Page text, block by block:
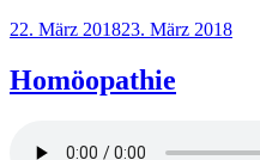
Veröffentlicht
22. März 201823. März 2018
Homöopathie